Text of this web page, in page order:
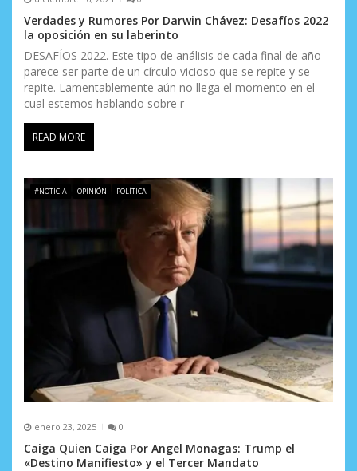
Verdades y Rumores Por Darwin Chávez: Desafíos 2022
la oposición en su laberinto
DESAFÍOS 2022. Este tipo de análisis de cada final de año
parece ser parte de un círculo vicioso que se repite y se
repite. Lamentablemente aún no llega el momento en el
cual estemos hablando sobre r
READ MORE
#NOTICIA OPINIÓN POLÍTICA
enero 23, 2025 0
Caiga Quien Caiga Por Angel Monagas: Trump el
«Destino Manifiesto» y el Tercer Mandato